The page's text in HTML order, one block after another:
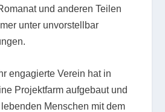
und anderen Teilen
unter unvorstellbar
engagierte Verein hat in
Projektfarm aufgebaut und
Menschen mit dem